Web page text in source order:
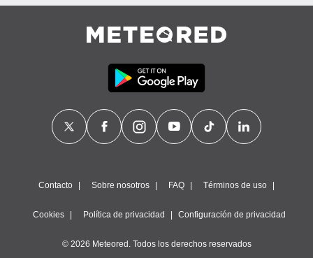
Contacto Sobre nosotros FAQ Términos de uso
Cookies Política de privacidad Configuración de privacidad
© 2026 Meteored. Todos los derechos reservados